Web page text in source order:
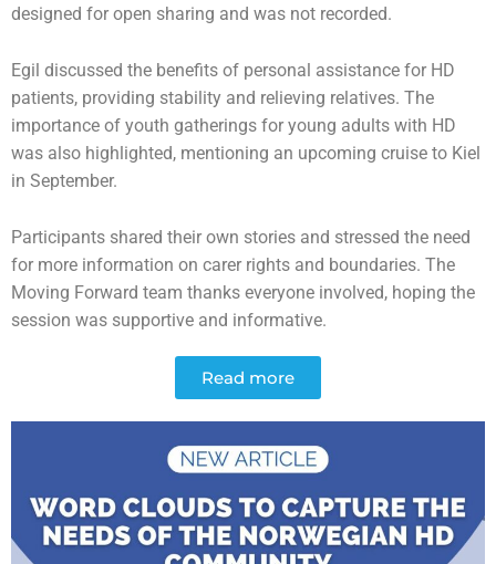
designed for open sharing and was not recorded.
Egil discussed the benefits of personal assistance for HD
patients, providing stability and relieving relatives. The
importance of youth gatherings for young adults with HD
was also highlighted, mentioning an upcoming cruise to Kiel
in September.
Participants shared their own stories and stressed the need
for more information on carer rights and boundaries. The
Moving Forward team thanks everyone involved, hoping the
session was supportive and informative.
Read more